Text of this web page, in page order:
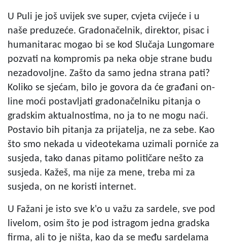
U Puli je još uvijek sve super, cvjeta cvijeće i u
naše preduzeće. Gradonačelnik, direktor, pisac i
humanitarac mogao bi se kod Slučaja Lungomare
pozvati na kompromis pa neka obje strane budu
nezadovoljne. Zašto da samo jedna strana pati?
Koliko se sjećam, bilo je govora da će građani on-
line moći postavljati gradonačelniku pitanja o
gradskim aktualnostima, no ja to ne mogu naći.
Postavio bih pitanja za prijatelja, ne za sebe. Kao
što smo nekada u videotekama uzimali porniće za
susjeda, tako danas pitamo političare nešto za
susjeda. Kažeš, ma nije za mene, treba mi za
susjeda, on ne koristi internet.
U Fažani je isto sve k'o u važu za sardele, sve pod
livelom, osim što je pod istragom jedna gradska
firma, ali to je ništa, kao da se među sardelama